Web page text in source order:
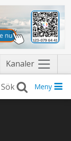
Kanaler Näytä
valikko
Meny